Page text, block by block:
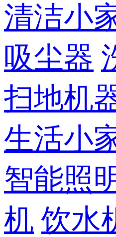
清洁小
吸尘器
扫地机
生活小
智能照
机 饮水